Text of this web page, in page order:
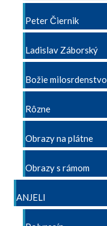
Peter Čiernik
Ladislav Záborský
Božie milosrdenstvo
Rôzne
Obrazy na plátne
Obrazy s rámom
ANJELI